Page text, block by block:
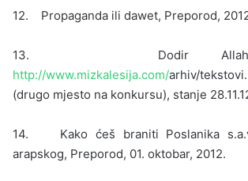
12. Propaganda ili dawet, Preporod,
13. Dodir
http://www.mizkalesija.com/arhiv/
(drugo mjesto na konkursu), stanje
14. Kako ćeš braniti Poslanika
arapskog, Preporod, 01. oktobar, 2012.